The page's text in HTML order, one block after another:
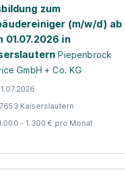
zum
(m/w/d) ab
01.07.2026 in
Piepenbrock
GmbH + Co. KG
Kaiserslautern
- 1.300 € pro Monat